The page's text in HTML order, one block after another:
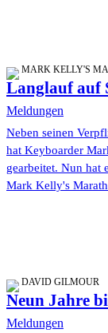
MARK KELLY'S
Langlauf auf
Meldungen
Neben seinen
hat Keyboarder
gearbeitet. Nun hat
Mark Kelly's
DAVID GILMOUR
Neun Jahre
Meldungen